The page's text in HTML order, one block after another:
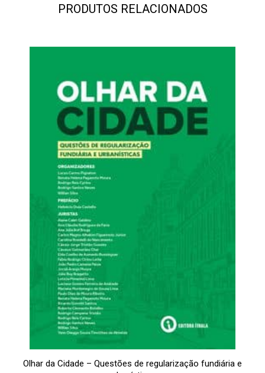
PRODUTOS RELACIONADOS
Olhar da Cidade – Questões de regularização fundiária e